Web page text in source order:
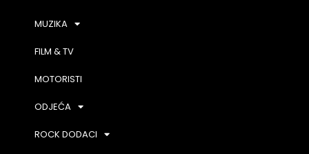
MUZIKA
FILM & TV
MOTORISTI
ODJEĆA
ROCK DODACI